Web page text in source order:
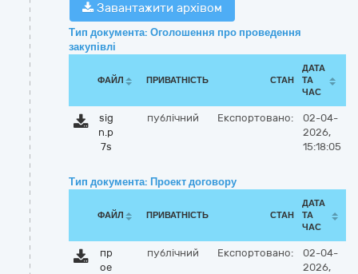
Завантажити архівом
Тип документа: Оголошення про проведення
закупівлі
ФАЙЛ ПРИВАТНІСТЬ СТАН
ДАТА
ТА
ЧАС
sig
n.p
7s
публічний Експортовано:
02-04-
2026,
15:18:05
Тип документа: Проект договору
ФАЙЛ ПРИВАТНІСТЬ СТАН
ДАТА
ТА
ЧАС
пр
ое
публічний Експортовано:
02-04-
2026,